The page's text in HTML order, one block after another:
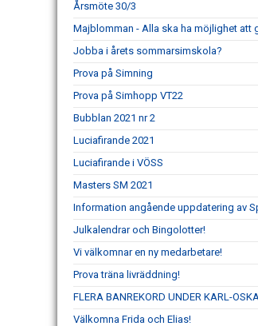
Årsmöte 30/3
Majblomman - Alla ska ha möjlighet att
Jobba i årets sommarsimskola?
Prova på Simning
Prova på Simhopp VT22
Bubblan 2021 nr 2
Luciafirande 2021
Luciafirande i VÖSS
Masters SM 2021
Information angående uppdatering av
Julkalendrar och Bingolotter!
Vi välkomnar en ny medarbetare!
Prova träna livräddning!
FLERA BANREKORD UNDER KARL-
Välkomna Frida och Elias!